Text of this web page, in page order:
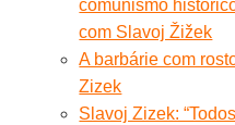
comunismo
com Slavoj Žižek
A barbárie com
Zizek
Slavoj Zizek: